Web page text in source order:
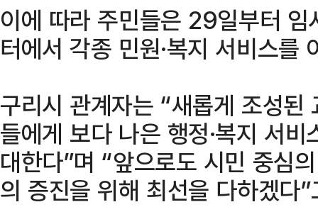
이에 따라 주민들은 29일부터
터에서 각종 민원·복지 서비스를
구리시 관계자는 “새롭게 조성된
들에게 보다 나은 행정·복지 서
대한다”며 “앞으로도 시민 중심
의 증진을 위해 최선을 다하겠다